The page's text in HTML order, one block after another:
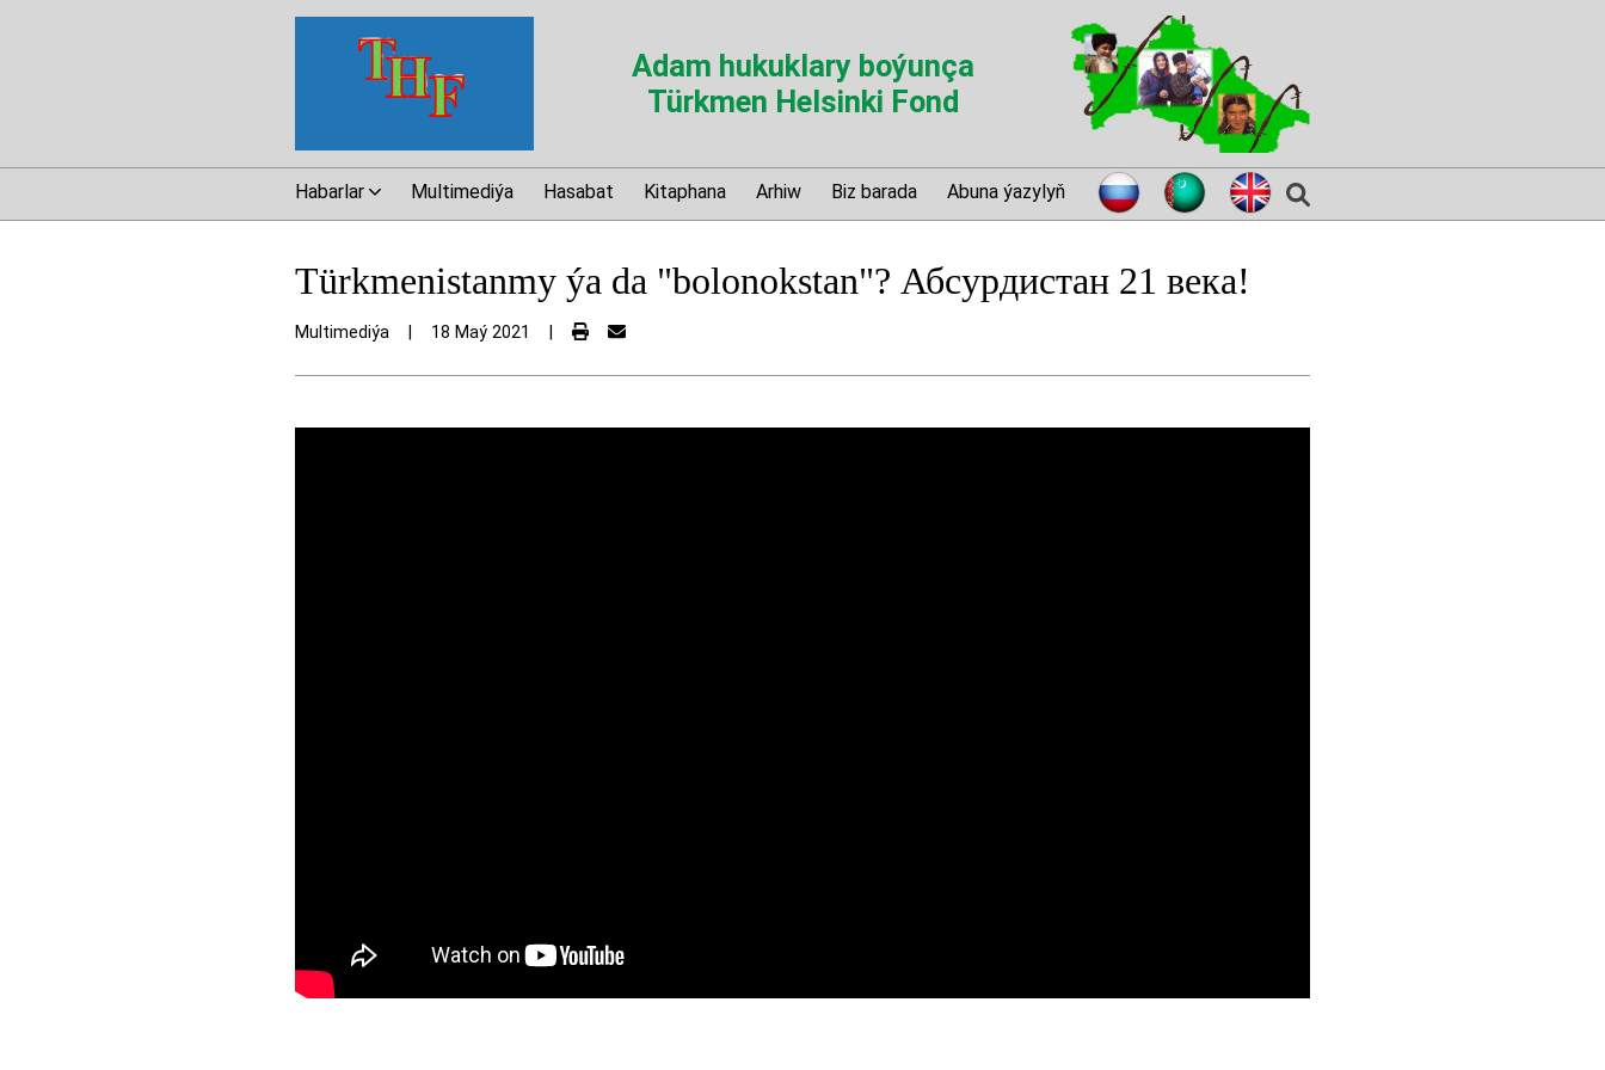
Adam hukuklary boýunça
Türkmen Helsinki Fond
Habarlar Multimediýa Hasabat Kitaphana Arhiw Biz barada Abuna ýazylyň
Türkmenistanmy ýa da "bolonokstan"? Абсурдистан 21 века!
Multimediýa 18 Maý 2021